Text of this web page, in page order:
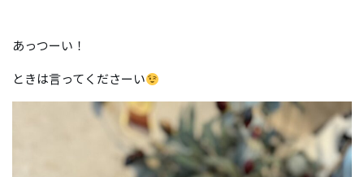
あっつーい！
ときは言ってくださーい